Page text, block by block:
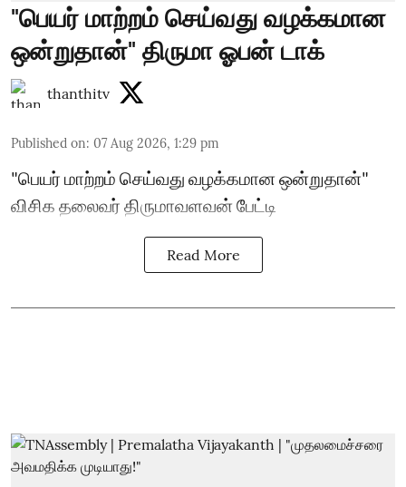
"பெயர் மாற்றம் செய்வது வழக்கமான
ஒன்றுதான்" திருமா ஓபன் டாக்
thanthitv
Published on: 07 Aug 2026, 1:29 pm
"பெயர் மாற்றம் செய்வது வழக்கமான ஒன்றுதான்"
விசிக தலைவர் திருமாவளவன் பேட்டி
Read More